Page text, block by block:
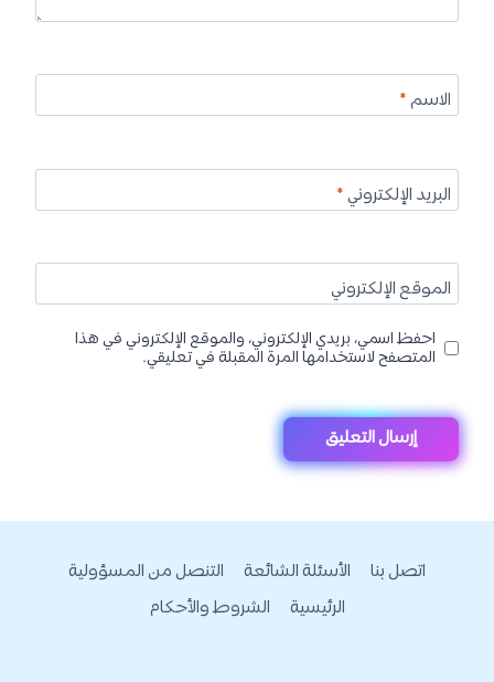
الاسم*
البريد الإلكتروني*
الموقع الإلكتروني
احفظ اسمي، بريدي الإلكتروني، والموقع الإلكتروني في هذا
المتصفح لاستخدامها المرة المقبلة في تعليقي.
اتصل بنا الأسئلة الشائعة
التنصل من المسؤولية
الرئيسية
الشروط والأحكام